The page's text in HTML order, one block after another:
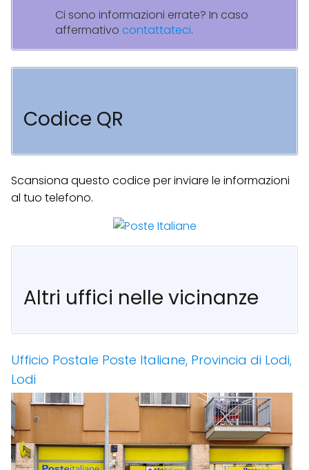
Ci sono informazioni errate? In caso
affermativo contattateci.
Codice QR
Scansiona questo codice per inviare le informazioni
al tuo telefono.
Altri uffici nelle vicinanze
Ufficio Postale Poste Italiane, Provincia di Lodi,
Lodi